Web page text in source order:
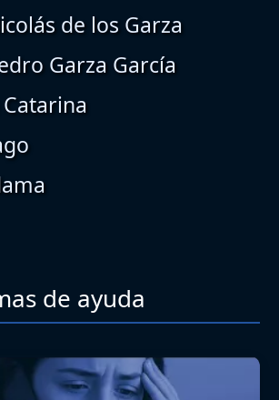
de los Garza
Garza García
de ayuda